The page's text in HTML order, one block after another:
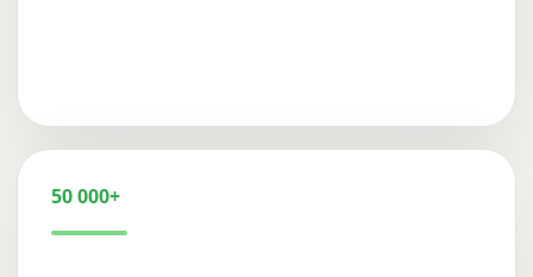
50 000+